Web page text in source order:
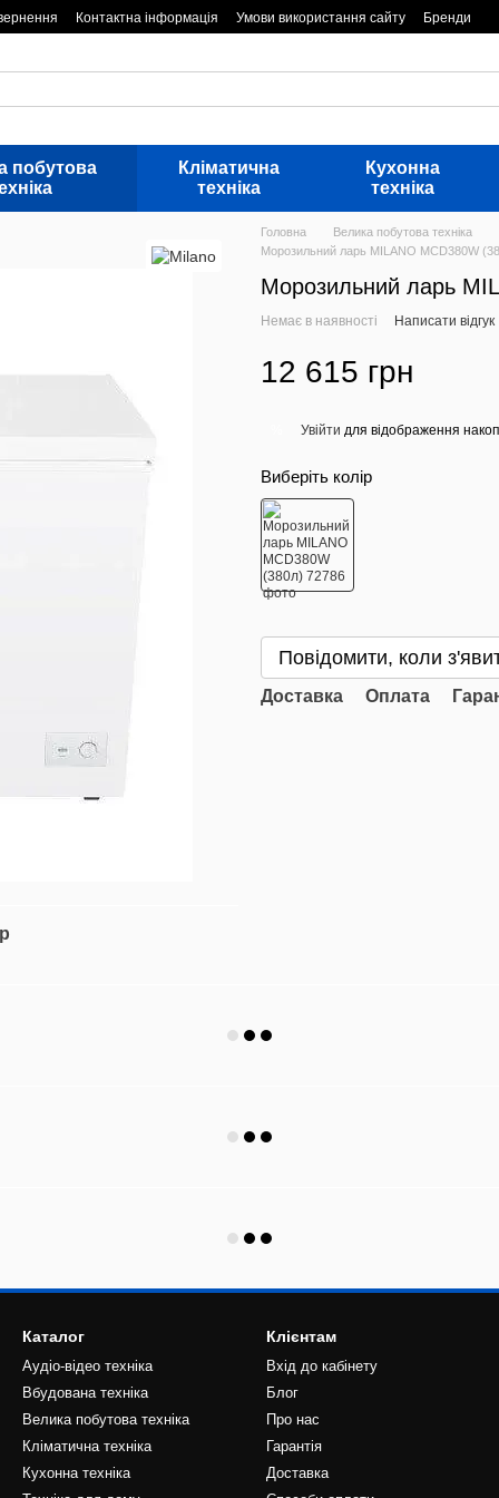
Контактна інформація Умови використання сайту Бренди
побутова
Кліматична
техніка
Кухонна
техніка
Головна Велика побутова техніка
Морозильний ларь MILANO MCD380W
Морозильний ларь
Немає в наявності Написати відгук
12 615 грн
Увійти для відображення
Виберіть колір
Повідомити, коли
Доставка Оплата
Каталог
Аудіо-відео техніка
Вбудована техніка
Велика побутова техніка
Кліматична техніка
Кухонна техніка
Клієнтам
Вхід до кабінету
Блог
Про нас
Гарантія
Доставка